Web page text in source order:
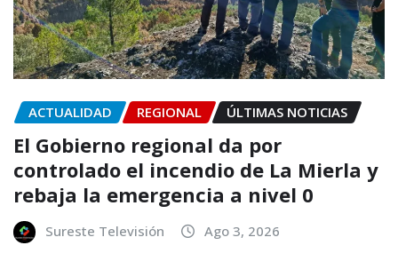
ACTUALIDAD REGIONAL ÚLTIMAS NOTICIAS
El Gobierno regional da por
controlado el incendio de La Mierla y
rebaja la emergencia a nivel 0
Sureste Televisión Ago 3, 2026